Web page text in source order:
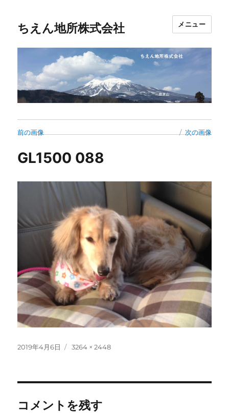
ちえん地所株式会社 メニュー
前の画像 次の画像
GL1500 088
投
2019年4月6日
フ
3264 × 2448
コメントを残す